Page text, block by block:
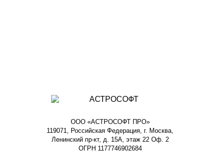
ООО «АСТРОСОФТ ПРО»
119071, Российская Федерация, г. Москва,
Ленинский пр-кт, д. 15А, этаж 22 Оф. 2
ОГРН 1177746902684